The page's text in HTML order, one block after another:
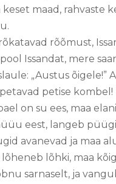
maad,
rõõmust,
Issandat, mere
„Austus
petise kombel!
on su ees, maa
eest, langeb
avanevad ja maa
lõhki, maa
sarnaselt, ja